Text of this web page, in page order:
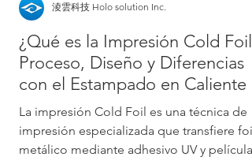
¿Qué es la Impresión Cold Foil?
Proceso, Diseño y Diferencias
con el Estampado en Caliente
La impresión Cold Foil es una técnica de
impresión especializada que transfiere foil
metálico mediante adhesivo UV y película
淩雲科技 Holo solution Inc.